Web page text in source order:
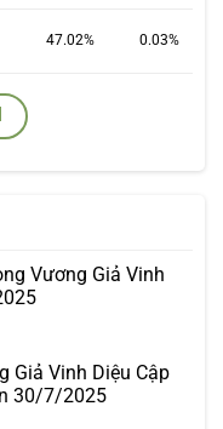
47.02% 0.03%
Vương Giả Vinh
Giả Vinh Diệu Cập
30/7/2025